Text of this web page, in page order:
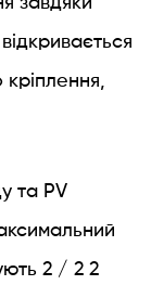
кріплення,
та PV
2 / 2 2